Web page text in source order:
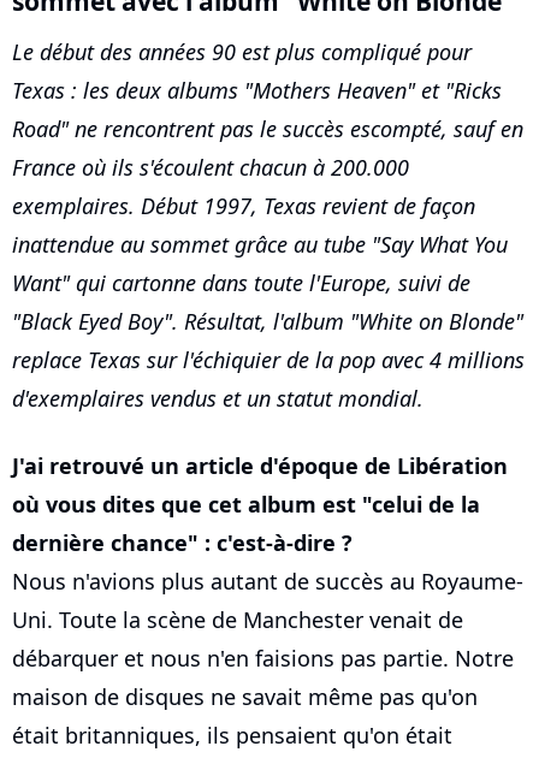
Le début des années 90 est plus compliqué pour
Texas : les deux albums "Mothers Heaven" et "Ricks
Road" ne rencontrent pas le succès escompté, sauf en
France où ils s'écoulent chacun à 200.000
exemplaires. Début 1997, Texas revient de façon
inattendue au sommet grâce au tube "Say What You
Want" qui cartonne dans toute l'Europe, suivi de
"Black Eyed Boy". Résultat, l'album "White on Blonde"
replace Texas sur l'échiquier de la pop avec 4 millions
d'exemplaires vendus et un statut mondial.
J'ai retrouvé un article d'époque de Libération
où vous dites que cet album est "celui de la
dernière chance" : c'est-à-dire ?
Nous n'avions plus autant de succès au Royaume-
Uni. Toute la scène de Manchester venait de
débarquer et nous n'en faisions pas partie. Notre
maison de disques ne savait même pas qu'on
était britanniques, ils pensaient qu'on était